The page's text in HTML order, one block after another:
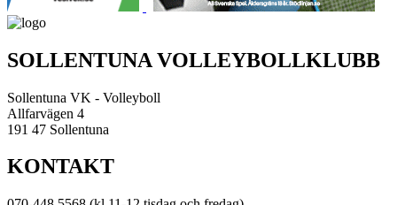
SOLLENTUNA VOLLEYBOLLKLUBB
Sollentuna VK - Volleyboll
Allfarvägen 4
191 47 Sollentuna
KONTAKT